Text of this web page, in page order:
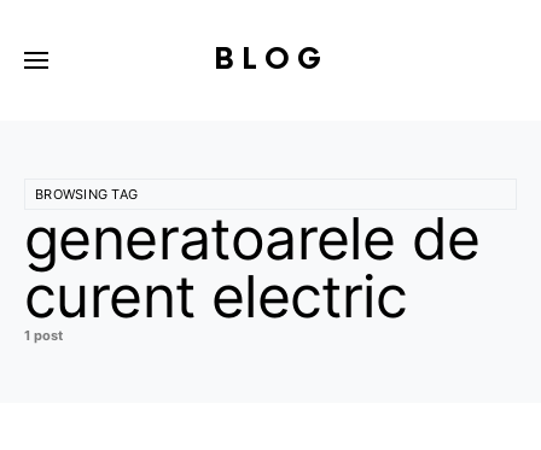
BLOG
BROWSING TAG
generatoarele de
curent electric
1 post